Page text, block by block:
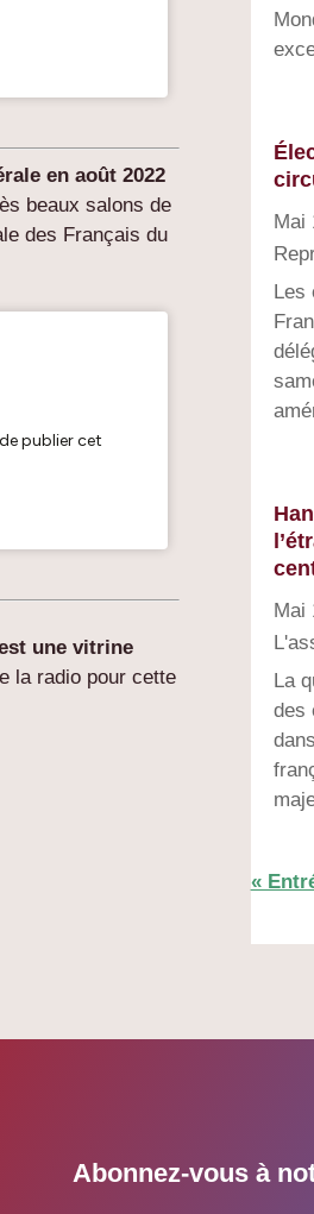
en août 2022
beaux salons de
des Français du
une vitrine
la radio pour cette
Mai
Les
Mai
La
des
«
Abonnez-vous à